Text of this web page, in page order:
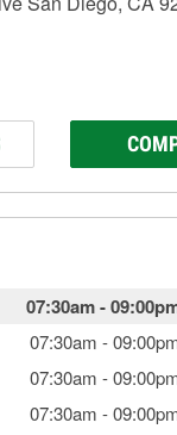
07:30am-
07:30am -
07:30am -
07:30am -